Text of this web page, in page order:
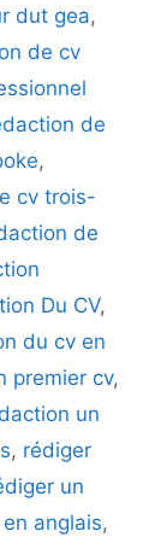
dut gea,
de cv
de
,
cv trois-
de
Du CV,
du cv en
premier cv,
un
, rédiger
un
anglais,